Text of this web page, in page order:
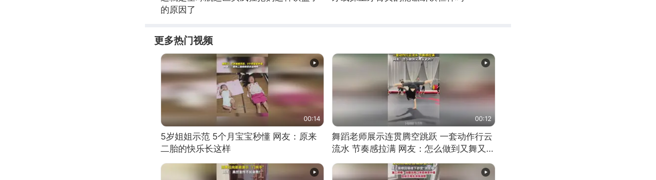
的原因了
更多热门视频
00:14
5岁姐姐示范 5个月宝宝秒懂 网友：原来
二胎的快乐长这样
00:12
舞蹈老师展示连贯腾空跳跃 一套动作行云
流水 节奏感拉满 网友：怎么做到又舞又武